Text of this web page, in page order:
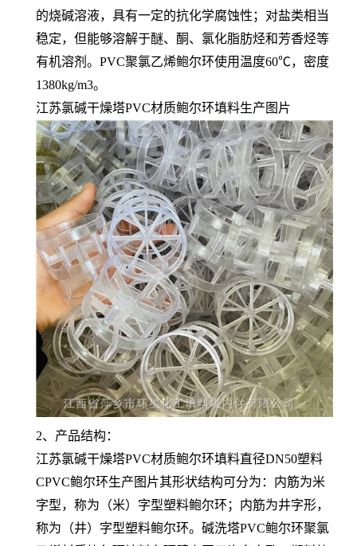
的烧碱溶液，具有一定的抗化学腐蚀性；对盐类相当
稳定，但能够溶解于醚、酮、氯化脂肪烃和芳香烃等
有机溶剂。PVC聚氯乙烯鲍尔环使用温度60℃，密度
1380kg/m3。
江苏氯碱干燥塔PVC材质鲍尔环填料生产图片
2、产品结构：
江苏氯碱干燥塔PVC材质鲍尔环填料直径DN50塑料
CPVC鲍尔环生产图片其形状结构可分为：内筋为米
字型，称为（米）字型塑料鲍尔环；内筋为井字形，
称为（井）字型塑料鲍尔环。碱洗塔PVC鲍尔环聚氯